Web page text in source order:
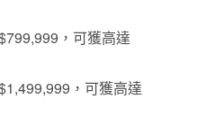
，可獲高達
，可獲高達